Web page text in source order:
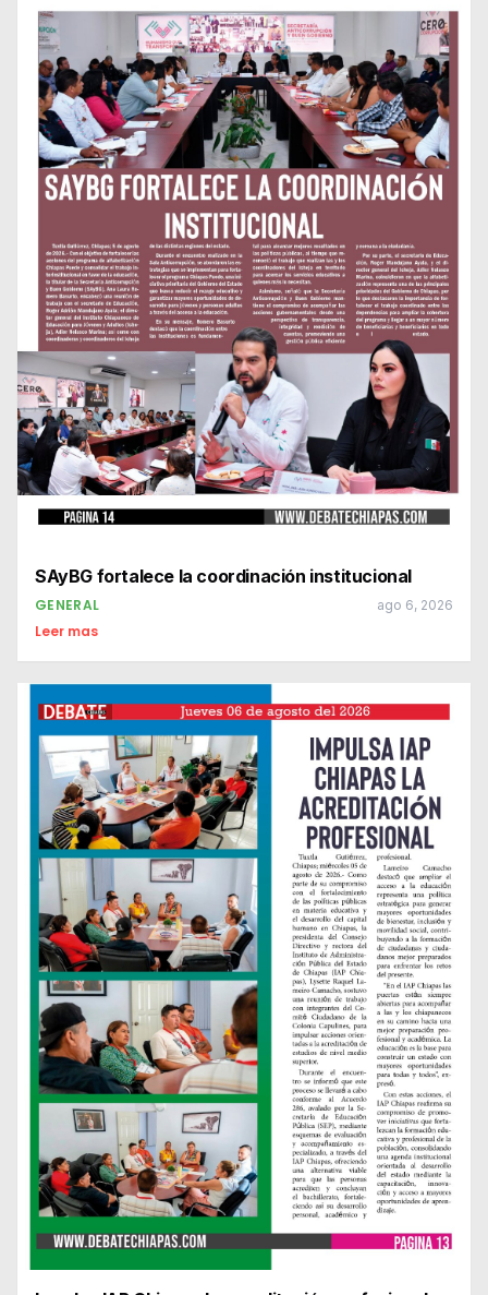
SAyBG fortalece la coordinación institucional
GENERAL ago 6, 2026
Leer mas